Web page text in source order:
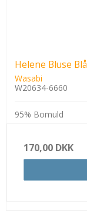
Helene Bluse Blå
Wasabi
W20634-6660
95% Bomuld
170,00 DKK